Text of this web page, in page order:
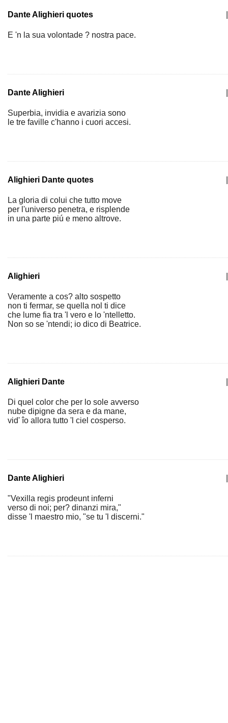
Dante Alighieri quotes
E 'n la sua volontade ? nostra pace.
Dante Alighieri
Superbia, invidia e avarizia sono
le tre faville c'hanno i cuori accesi.
Alighieri Dante quotes
La gloria di colui che tutto move
per l'universo penetra, e risplende
in una parte piú e meno altrove.
Alighieri
Veramente a cos? alto sospetto
non ti fermar, se quella nol ti dice
che lume fia tra 'l vero e lo 'ntelletto.
Non so se 'ntendi; io dico di Beatrice.
Alighieri Dante
Di quel color che per lo sole avverso
nube dipigne da sera e da mane,
vid' îo allora tutto 'l ciel cosperso.
Dante Alighieri
"Vexilla regis prodeunt inferni
verso di noi; per? dinanzi mira,"
disse 'l maestro mio, "se tu 'l discerni."